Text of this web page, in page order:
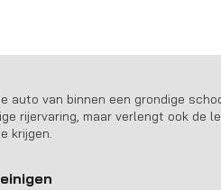
auto van binnen een grondige
rijervaring, maar verlengt ook de
krijgen.